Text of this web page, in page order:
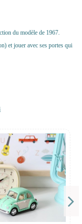
du modèle de 1967.
et jouer avec ses portes qui